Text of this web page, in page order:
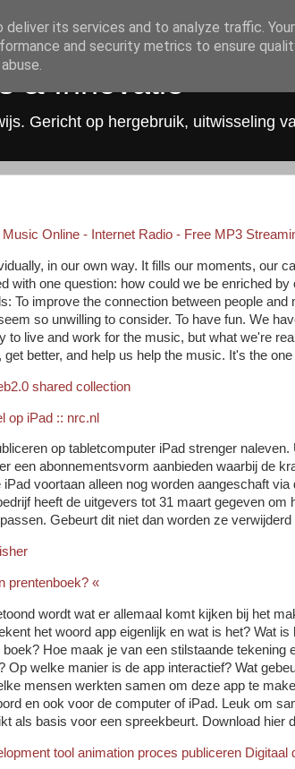
& Innovatie
Gericht op hergebruik, uitwisseling
Online - Internet Radio - Free MP3
in our own way. It fills our moments, our
with one question: how could we be enriched by
To improve the connection between people and
so unwilling to consider. To have fun. We
to live and work for the music, but what we're
better, and help us help the music. It's the
shared collection
op iPad :: nrc.nl
op tabletcomputer iPad strenger
een abonnementsvorm aanbieden waarbij de
voortaan alleen nog worden aangeschaft via
heeft de uitgevers tot 31 maart gegeven om
Gebeurt dit niet dan worden ze verwijderd
prentenboek? «
wordt wat er allemaal komt kijken bij het
het woord app eigenlijk en wat is het? Wat
Hoe maak je van een stilstaande tekening
Op welke manier is de app interactief? Wat
mensen werkten samen om deze app te
en ook voor de computer of iPad. Leuk om
als basis voor een spreekbeurt. Download hier
tool animation proces publiceren Digitaal
its services and to analyze traffic.
and security metrics to ensure